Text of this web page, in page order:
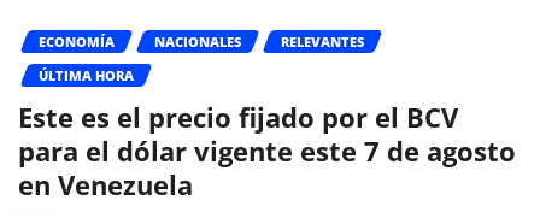
ECONOMÍA NACIONALES
RELEVANTES
ÚLTIMA HORA
Este es el precio fijado por el BCV
para el dólar vigente este 7 de agosto
en Venezuela